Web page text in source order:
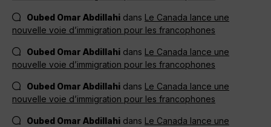
Oubed Omar Abdillahi dans Le Canada lance une
nouvelle voie d’immigration pour les francophones
Oubed Omar Abdillahi dans Le Canada lance une
nouvelle voie d’immigration pour les francophones
Oubed Omar Abdillahi dans Le Canada lance une
nouvelle voie d’immigration pour les francophones
Oubed Omar Abdillahi dans Le Canada lance une